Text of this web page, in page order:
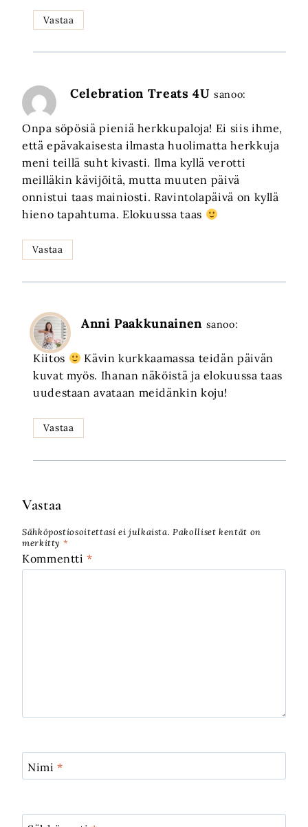
Vastaa
Celebration Treats 4U sanoo:
Onpa söpösiä pieniä herkkupaloja! Ei siis ihme,
että epävakaisesta ilmasta huolimatta herkkuja
meni teillä suht kivasti. Ilma kyllä verotti
meilläkin kävijöitä, mutta muuten päivä
onnistui taas mainiosti. Ravintolapäivä on kyllä
hieno tapahtuma. Elokuussa taas
Vastaa
Anni Paakkunainen sanoo:
Kiitos
Kävin kurkkaamassa teidän päivän
kuvat myös. Ihanan näköistä ja elokuussa taas
uudestaan avataan meidänkin koju!
Vastaa
Vastaa
Sähköpostiosoitettasi ei julkaista. Pakolliset kentät on
merkitty *
Kommentti*
Nimi*